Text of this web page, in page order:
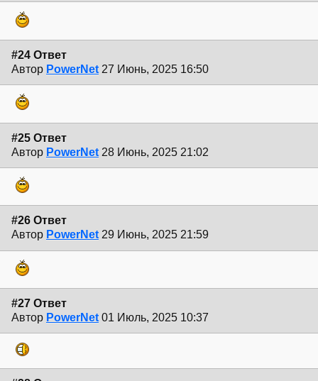
#24 Ответ
Автор PowerNet 27 Июнь, 2025 16:50
#25 Ответ
Автор PowerNet 28 Июнь, 2025 21:02
#26 Ответ
Автор PowerNet 29 Июнь, 2025 21:59
#27 Ответ
Автор PowerNet 01 Июль, 2025 10:37